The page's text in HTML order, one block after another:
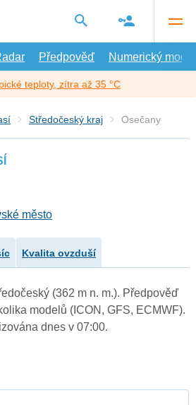
Předpověď Numerický model
teploty, zítra až 35 °C
Středočeský kraj Osečany
město
Kvalita ovzduší
(362 m n. m.). Předpověď
modelů (ICON, GFS, ECMWF).
dnes v 07:00.